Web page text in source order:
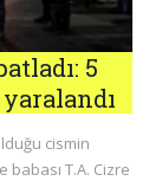
5
cismin
babası T.A. Cizre